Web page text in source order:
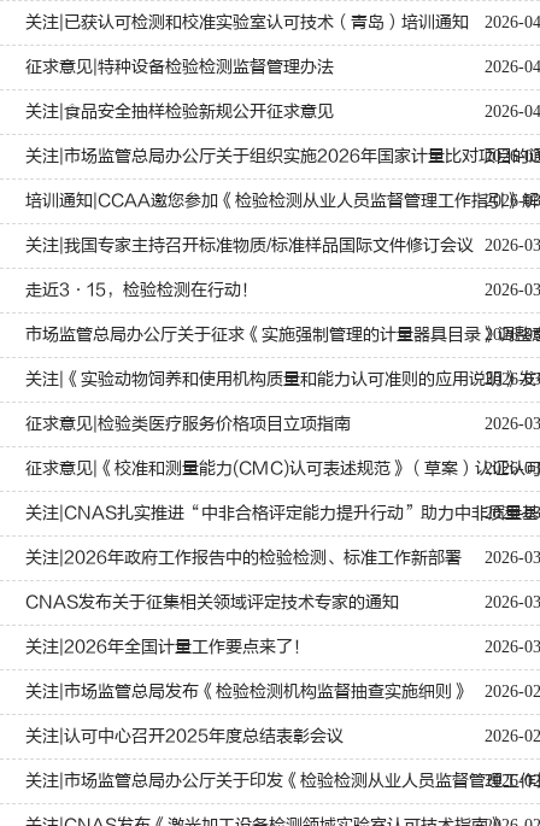
关注|已获认可检测和校准实验室认可技术（青岛）培训通知 2026-
征求意见|特种设备检验检测监督管理办法 2026-
关注|食品安全抽样检验新规公开征求意见 2026-
关注|市场监管总局办公厅关于组织实施2026年国家计量比对项目的
2026-
培训通知|CCAA邀您参加《检验检测从业人员监督管理工作指引》
2026-
关注|我国专家主持召开标准物质/标准样品国际文件修订会议 2026-
走近3·15，检验检测在行动！ 2026-
市场监管总局办公厅关于征求《实施强制管理的计量器具目录》调整
2026-
关注|《实验动物饲养和使用机构质量和能力认可准则的应用说明》
2026-
征求意见|检验类医疗服务价格项目立项指南 2026-
征求意见|《校准和测量能力(CMC)认可表述规范》（草案）认证认
2026-
关注|CNAS扎实推进“中非合格评定能力提升行动”助力中非质量
2026-
关注|2026年政府工作报告中的检验检测、标准工作新部署 2026-
CNAS发布关于征集相关领域评定技术专家的通知 2026-
关注|2026年全国计量工作要点来了！ 2026-
关注|市场监管总局发布《检验检测机构监督抽查实施细则》 2026-
关注|认可中心召开2025年度总结表彰会议 2026-
关注|市场监管总局办公厅关于印发《检验检测从业人员监督管理工
2026-